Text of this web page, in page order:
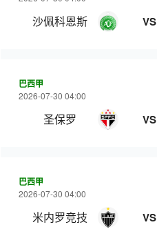
沙佩科恩斯 VS
巴西甲
2026-07-30 04:00
圣保罗 VS
巴西甲
2026-07-30 04:00
米内罗竞技 VS